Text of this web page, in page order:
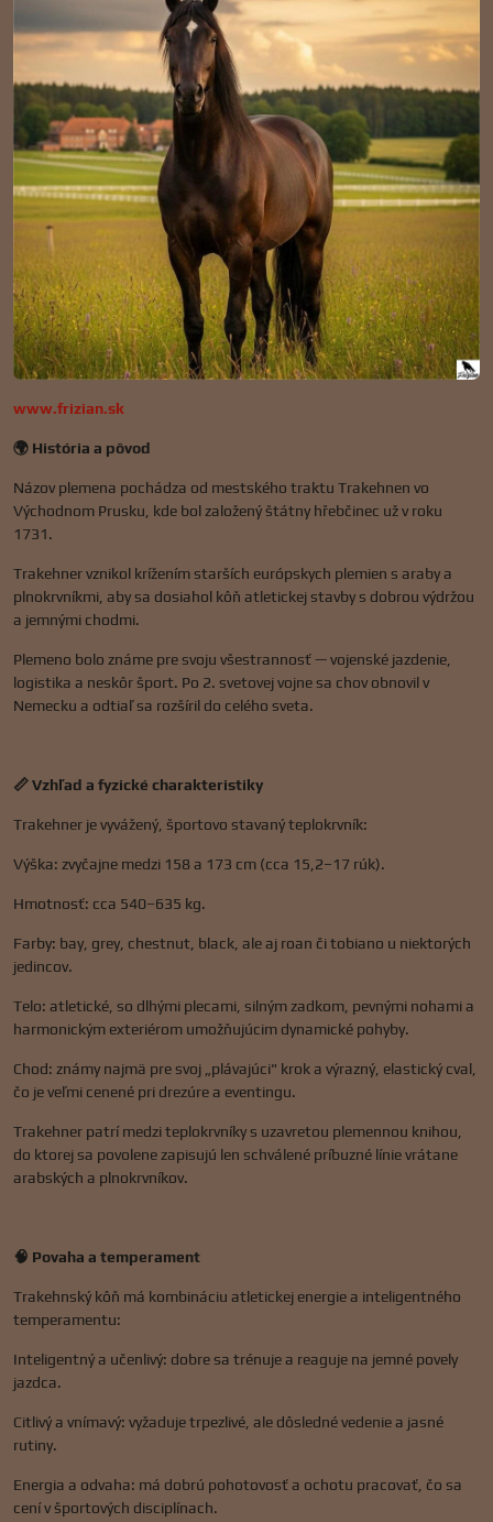
www.frizian.sk
🌍 História a pôvod
Názov plemena pochádza od mestského traktu Trakehnen vo
Východnom Prusku, kde bol založený štátny hřebčinec už v roku
1731.
Trakehner vznikol krížením starších európskych plemien s araby a
plnokrvníkmi, aby sa dosiahol kôň atletickej stavby s dobrou výdržou
a jemnými chodmi.
Plemeno bolo známe pre svoju všestrannosť — vojenské jazdenie,
logistika a neskôr šport. Po 2. svetovej vojne sa chov obnovil v
Nemecku a odtiaľ sa rozšíril do celého sveta.
📏 Vzhľad a fyzické charakteristiky
Trakehner je vyvážený, športovo stavaný teplokrvník:
Výška: zvyčajne medzi 158 a 173 cm (cca 15,2–17 rúk).
Hmotnosť: cca 540–635 kg.
Farby: bay, grey, chestnut, black, ale aj roan či tobiano u niektorých
jedincov.
Telo: atletické, so dlhými plecami, silným zadkom, pevnými nohami a
harmonickým exteriérom umožňujúcim dynamické pohyby.
Chod: známy najmä pre svoj „plávajúci" krok a výrazný, elastický cval,
čo je veľmi cenené pri drezúre a eventingu.
Trakehner patrí medzi teplokrvníky s uzavretou plemennou knihou,
do ktorej sa povolene zapisujú len schválené príbuzné línie vrátane
arabských a plnokrvníkov.
🧠 Povaha a temperament
Trakehnský kôň má kombináciu atletickej energie a inteligentného
temperamentu:
Inteligentný a učenlivý: dobre sa trénuje a reaguje na jemné povely
jazdca.
Citlivý a vnímavý: vyžaduje trpezlivé, ale dôsledné vedenie a jasné
rutiny.
Energia a odvaha: má dobrú pohotovosť a ochotu pracovať, čo sa
cení v športových disciplínach.